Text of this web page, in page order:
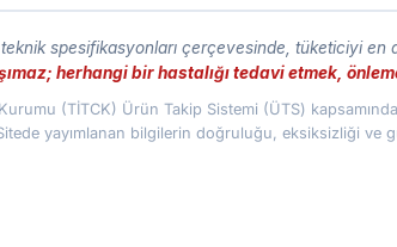
spesifikasyonları çerçevesinde, tüketiciyi en
herhangi bir hastalığı tedavi etmek,
(TİTCK) Ürün Takip Sistemi (ÜTS)
yayımlanan bilgilerin doğruluğu, eksiksizliği